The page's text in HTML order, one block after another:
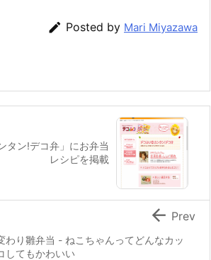
a Posted by Mari Miyazawa
タン!デコ弁」にお弁当
レシピを掲載
わり雛弁当 - ねこちゃんってどんなカッ
してもかわいい
 Prev